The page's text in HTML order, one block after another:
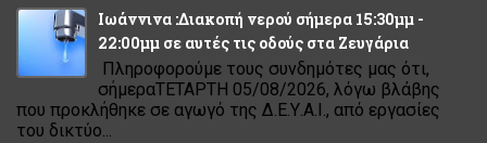
Ιωάννινα :Διακοπή νερού σήμερα 15:30μμ -
22:00μμ σε αυτές τις οδούς στα Ζευγάρια
Πληροφορούμε τους συνδημότες μας ότι,
σήμεραΤΕΤΑΡΤΗ 05/08/2026, λόγω βλάβης
που προκλήθηκε σε αγωγό της Δ.Ε.Υ.Α.Ι., από εργασίες
του δικτύο...